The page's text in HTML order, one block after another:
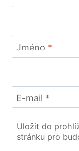
Jméno *
E-mail *
Uložit do
stránku pro